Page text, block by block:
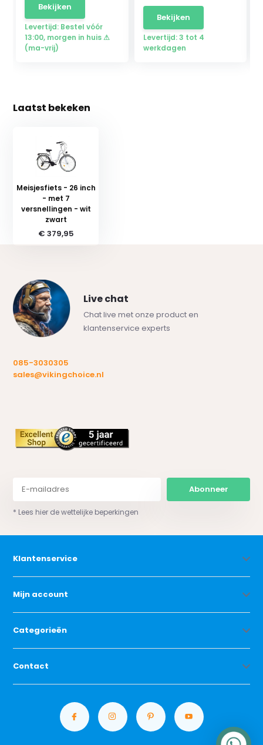
Bekijken
Levertijd: Bestel vóór
13:00, morgen in huis ⚠
(ma-vrij)
Bekijken
Levertijd: 3 tot 4
werkdagen
Laatst bekeken
Meisjesfiets - 26 inch
- met 7
versnellingen - wit
zwart
€ 379,95
Live chat
Chat live met onze product en
klantenservice experts
085-3030305
sales@vikingchoice.nl
Abonneer
* Lees hier de wettelijke beperkingen
Klantenservice
Mijn account
Categorieën
Contact